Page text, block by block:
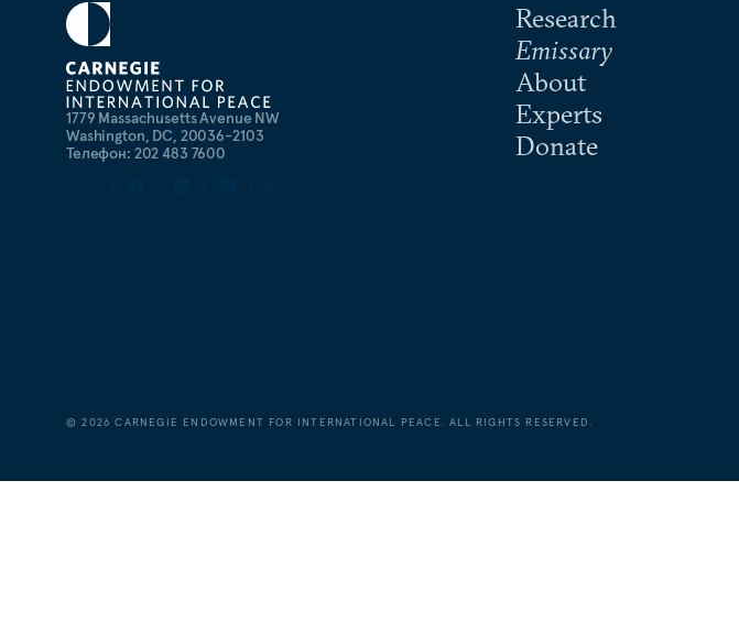
1779 Massachusetts Avenue NW
Washington, DC, 20036-2103
Телефон: 202 483 7600
Research
Emissary
About
Experts
Donate
©2026 CARNEGIE ENDOWMENT FOR INTERNATIONAL PEACE. ALL RIGHTS RESERVED.